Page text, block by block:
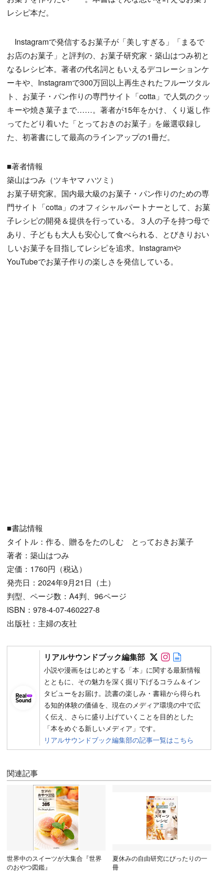
レシピ本だ。
Instagramで発信するお菓子が「美しすぎる」「まるで
お店のお菓子」と評判の、お菓子研究家・築山はつみ初と
なるレシピ本。著者の代名詞ともいえるデコレーションケ
ーキや、Instagramで300万回以上再生されたフルーツタル
ト、お菓子・パン作りの専門サイト「cotta」で人気のクッ
キーや焼き菓子まで……。著者が15年をかけ、くり返し作
ってたどり着いた「とっておきのお菓子」を厳選収録し
た、初著書にして最高のラインアップの1冊だ。
■著者情報
築山はつみ（ツキヤマ ハツミ）
お菓子研究家。国内最大級のお菓子・パン作りのための専
門サイト「cotta」のオフィシャルパートナーとして、お菓
子レシピの開発＆提供を行っている。３人の子を持つ母で
あり、子どもも大人も安心して食べられる、とびきりおい
しいお菓子を目指してレシピを追求。Instagramや
YouTubeでお菓子作りの楽しさを発信している。
■書誌情報
タイトル：作る、贈るをたのしむ とっておきお菓子
著者：築山はつみ
定価：1760円（税込）
発売日：2024年9月21日（土）
判型、ページ数：A4判、96ページ
ISBN：978-4-07-460227-8
出版社：主婦の友社
リアルサウンドブック編集部 Follow on
Follow on
小説や漫画をはじめとする「本」に関する最新情報
とともに、その魅力を深く掘り下げるコラム＆イン
タビューをお届け。読書の楽しみ・書籍から得られ
る知的体験の価値を、現在のメディア環境の中で広
く伝え、さらに盛り上げていくことを目的とした
「本をめぐる新しいメディア」です。
リアルサウンドブック編集部の記事一覧はこちら
関連記事
世界中のスイーツが大集合『世界
のおやつ図鑑』
夏休みの自由研究にぴったりの一
冊